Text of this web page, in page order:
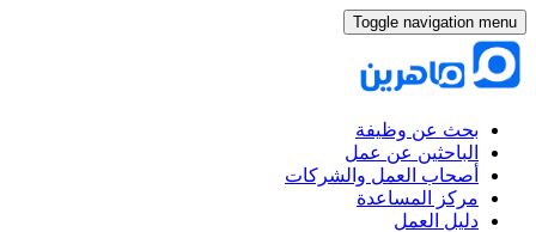
Toggle navigation menu
بحث عن وظيفة
الباحثين عن عمل
أصحاب العمل والشركات
مركز المساعدة
دليل العمل